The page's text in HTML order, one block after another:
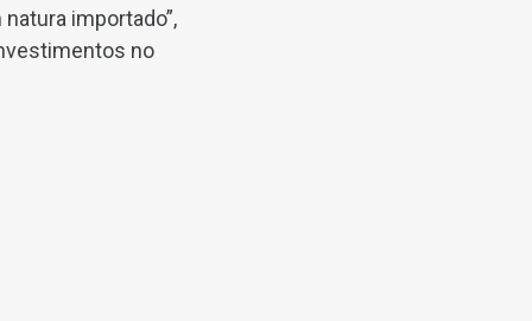
importado”,
no